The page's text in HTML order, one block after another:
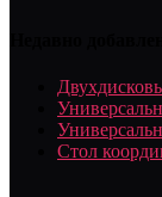
Стол